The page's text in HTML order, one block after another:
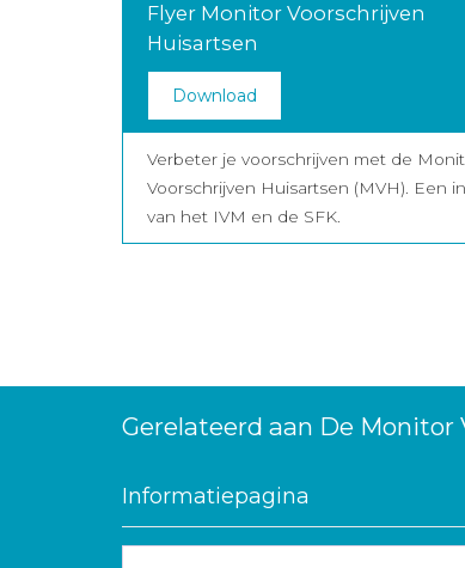
Flyer Monitor Voorschrijven
Huisartsen
Download
Verbeter je voorschrijven met de
Voorschrijven Huisartsen (MVH). Een
van het IVM en de SFK.
Gerelateerd aan De
Informatiepagina